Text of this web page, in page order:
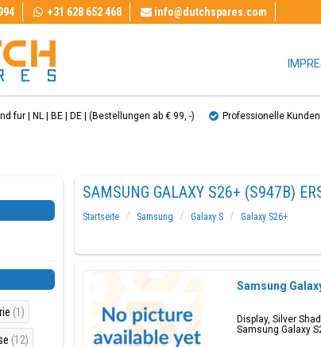
+31 628 652 468 info@dutchspares.com
fur | NL | BE | DE | (Bestellungen ab € 99, ​​-) Professionelle
(1)
(12)
SAMSUNG GALAXY S26+ (S947B)
Startseite Samsung Galaxy S
Galaxy S26+
Samsung
Display, Silver
Samsung Galaxy